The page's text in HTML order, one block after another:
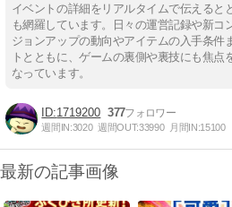
イベントの詳細をリアルタイムで伝えると
も網羅しています。日々の運営記録や新コ
ジョンアップの動向やアイテムの入手条件
トとともに、ゲームの裏側や裏技にも焦点
なっています。
1719200 377
週間IN:3020 週間OUT:33990 月間IN:15100
最新の記事画像